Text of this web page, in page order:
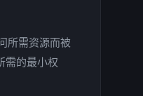
所需资源而被
需的最小权